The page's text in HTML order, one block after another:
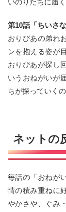
いのりたちに届く
第10話「ちいさ
おりびあの弟れ
ンを抱える姿が
おりびあが探し
いうおねがいが
ちが探っていくの
ネットの
毎話の「おねが
情の積み重ねに
やかさや、ぐみ